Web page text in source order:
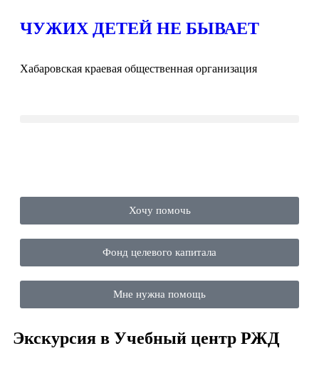
ЧУЖИХ ДЕТЕЙ НЕ БЫВАЕТ
Хабаровская краевая общественная организация
Хочу помочь
Фонд целевого капитала
Мне нужна помощь
Экскурсия в Учебный центр РЖД